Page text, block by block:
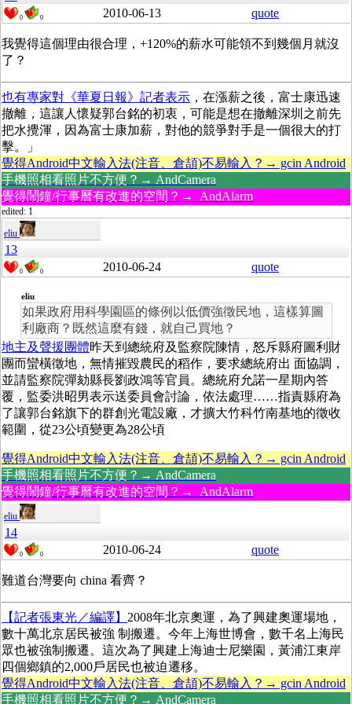
0 0 2010-06-13 quote
我覺得這個理由很合理，+120%的薪水可能領不到幾個月就沒
了？
也有專家對《華夏日報》記者表示 ，在漲薪之後，富士康迅速
撤離，這讓人懷疑郭台銘的初衷，可能是想在撤離深圳之前先
把水攪渾，因為富士康加薪，對他的競爭對手是一個很大的打
擊。」
覺得Android中文輸入法(注音、倉頡)不易輸入？→ gcin Android
手機照相看照片不方便？→ AndCamera
覺得鬧鐘/行事曆有改進的空間？→ AndAlarm
edited: 1
eliu
13
0 0 2010-06-24 quote
eliu
如果政府用科學園區的條例以低價強徵民地，這樣算圖
利廠商？既然這麼有錢，就自己買地？
地主及聲援團體昨天到總統府及監察院陳情，怒斥縣府圖利財
團而蠻橫徵地，無情摧毀農民的稻作，要求總統府出 面協調，
並請監察院彈劾縣長劉政鴻等官員。總統府允諾一星期內答
覆，監委洪昭男表示送委員會討論，依法處理……指責縣府為
了讓郭台銘旗下的群創光電設廠，才擴大竹科竹南基地的徵收
範圍，從23公頃變更為28公頃
覺得Android中文輸入法(注音、倉頡)不易輸入？→ gcin Android
手機照相看照片不方便？→ AndCamera
覺得鬧鐘/行事曆有改進的空間？→ AndAlarm
eliu
14
0 0 2010-06-24 quote
難道台灣要向 china 看齊？
【記者張東光／編譯】 2008年北京奧運，為了興建奧運場地，
數十萬北京居民被強 制搬遷。今年上海世博會，數千名上海民
眾也被強制搬遷。這次為了興建上海迪士尼樂園，黃浦江東岸
四個鄉鎮的2,000戶居民也被迫遷移。
覺得Android中文輸入法(注音、倉頡)不易輸入？→ gcin Android
手機照相看照片不方便？→ AndCamera